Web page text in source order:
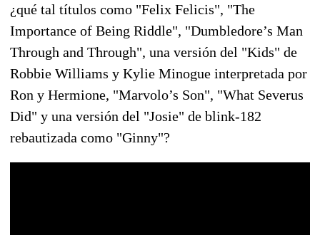
¿qué tal títulos como "Felix Felicis", "The
Importance of Being Riddle", "Dumbledore’s Man
Through and Through", una versión del "Kids" de
Robbie Williams y Kylie Minogue interpretada por
Ron y Hermione, "Marvolo’s Son", "What Severus
Did" y una versión del "Josie" de blink-182
rebautizada como "Ginny"?